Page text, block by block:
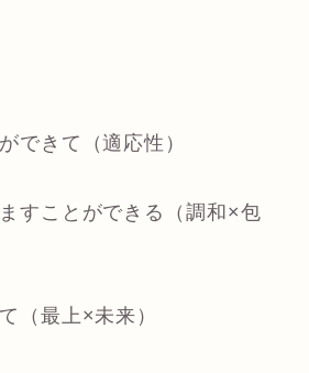
できて（適応性）
すことができる（調和×包
（最上×未来）